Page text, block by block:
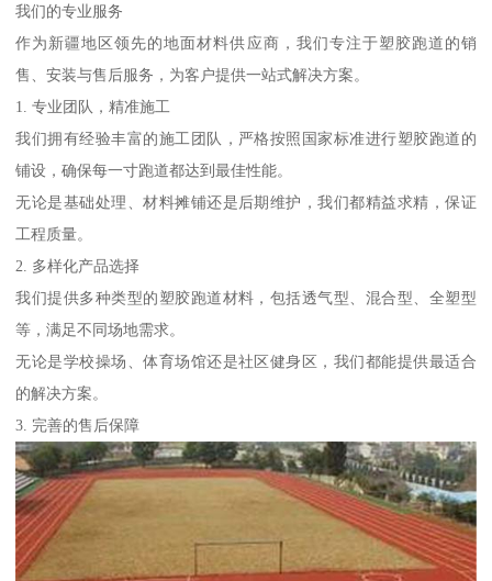
我们的专业服务
作为新疆地区领先的地面材料供应商，我们专注于塑胶跑道的销
售、安装与售后服务，为客户提供一站式解决方案。
1. 专业团队，精准施工
我们拥有经验丰富的施工团队，严格按照国家标准进行塑胶跑道的
铺设，确保每一寸跑道都达到最佳性能。
无论是基础处理、材料摊铺还是后期维护，我们都精益求精，保证
工程质量。
2. 多样化产品选择
我们提供多种类型的塑胶跑道材料，包括透气型、混合型、全塑型
等，满足不同场地需求。
无论是学校操场、体育场馆还是社区健身区，我们都能提供最适合
的解决方案。
3. 完善的售后保障